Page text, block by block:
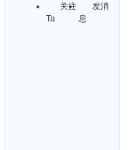
关注
Ta
发消
息